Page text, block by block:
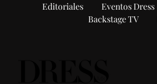
Editoriales
Eventos Dress
Backstage TV